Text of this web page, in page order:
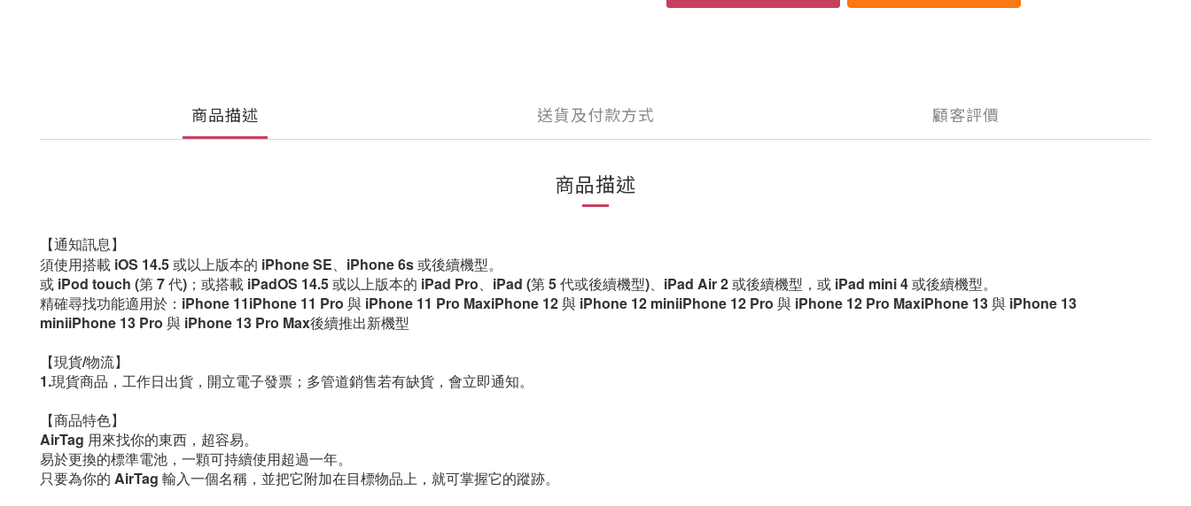
商品描述 送貨及付款方式 顧客評價
商品描述
【通知訊息】
須使用搭載 iOS 14.5 或以上版本的 iPhone SE、iPhone 6s 或後續機型。
或 iPod touch (第 7 代)；或搭載 iPadOS 14.5 或以上版本的 iPad Pro、iPad (第 5 代或後續機型)、iPad Air 2 或後續機型，或 iPad mini 4 或後續機型。
精確尋找功能適用於：iPhone 11iPhone 11 Pro 與 iPhone 11 Pro MaxiPhone 12 與 iPhone 12 miniiPhone 12 Pro 與 iPhone 12 Pro MaxiPhone 13 與 iPhone 13
miniiPhone 13 Pro 與 iPhone 13 Pro Max後續推出新機型
【現貨/物流】
1.現貨商品，工作日出貨，開立電子發票；多管道銷售若有缺貨，會立即通知。
【商品特色】
AirTag 用來找你的東西，超容易。
易於更換的標準電池，一顆可持續使用超過一年。
只要為你的 AirTag 輸入一個名稱，並把它附加在目標物品上，就可掌握它的蹤跡。